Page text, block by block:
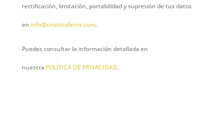
rectificación, limitación, portabilidad y supresión de tus datos
en info@cristinaferris.com.
Puedes consultar la información detallada en
nuestra POLÍTICA DE PRIVACIDAD.